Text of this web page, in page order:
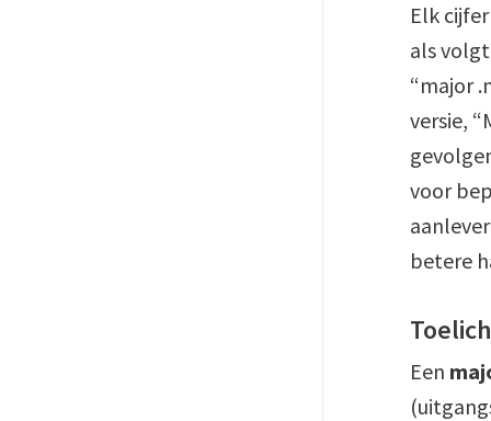
Elk
als volgt
“major
versie,
voor
betere
Een